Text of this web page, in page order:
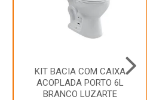
KIT BACIA COM CAIXA
ACOPLADA PORTO 6L
BRANCO LUZARTE